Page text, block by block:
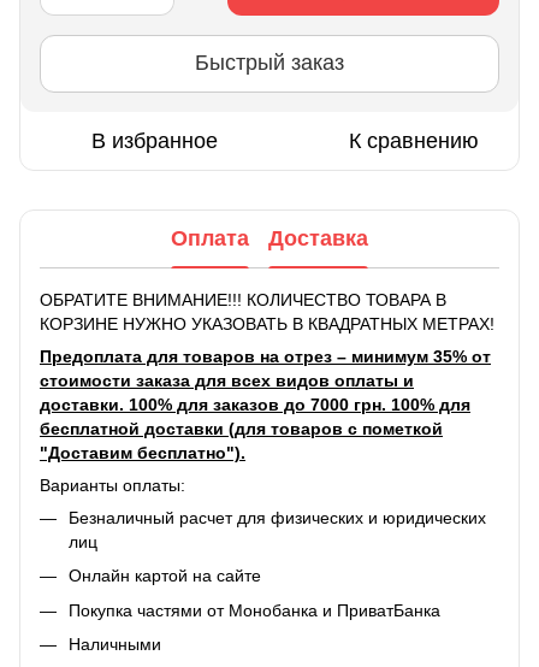
Быстрый заказ
В избранное К сравнению
Оплата Доставка
ОБРАТИТЕ ВНИМАНИЕ!!! КОЛИЧЕСТВО ТОВАРА В
КОРЗИНЕ НУЖНО УКАЗОВАТЬ В КВАДРАТНЫХ МЕТРАХ!
Предоплата для товаров на отрез – минимум 35% от
стоимости заказа для всех видов оплаты и
доставки. 100% для заказов до 7000 грн. 100% для
бесплатной доставки (для товаров с пометкой
"Доставим бесплатно").
Варианты оплаты:
Безналичный расчет для физических и юридических
лиц
Онлайн картой на сайте
Покупка частями от Монобанка и ПриватБанка
Наличными